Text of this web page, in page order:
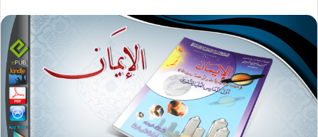
المتأخرون، لذلك فإن الله جلَّ وعلا اقتصر
في ضرب الأمثلة على بعض الأمم التي
تعتبر أقوالها التي تنم عن معتقدها
وأفعالها، نماذج عملية لهلاك كل أمة تسلك
مسلكهم، وتعترض على رسولها
اعتراضاتهم.